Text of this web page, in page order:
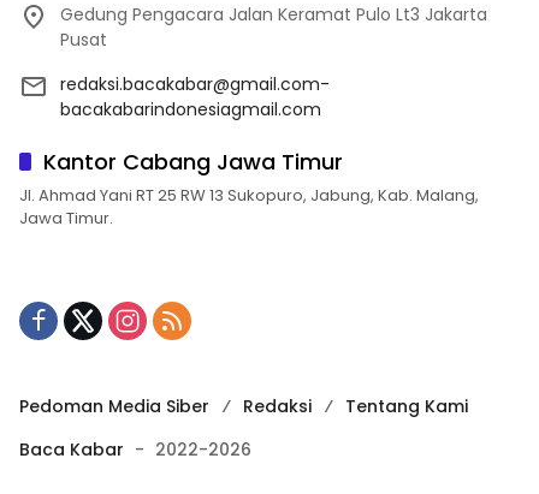
Gedung Pengacara Jalan Keramat Pulo Lt3 Jakarta
Pusat
redaksi.bacakabar@gmail.com-
bacakabarindonesiagmail.com
Kantor Cabang Jawa Timur
Jl. Ahmad Yani RT 25 RW 13 Sukopuro, Jabung, Kab. Malang,
Jawa Timur.
Pedoman Media Siber Redaksi
Tentang Kami
Baca Kabar - 2022-2026